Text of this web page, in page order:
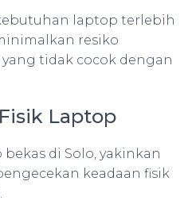
laptop terlebih
resiko
tidak cocok dengan
Laptop
di Solo, yakinkan
keadaan fisik